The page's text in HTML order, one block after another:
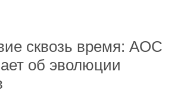
сквозь время: AOC
об эволюции